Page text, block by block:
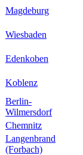
Magdeburg
Wiesbaden
Edenkoben
Koblenz
Berlin-
Wilmersdorf
Chemnitz
Langenbrand
(Forbach)